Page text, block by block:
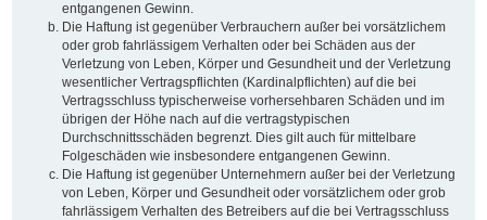
entgangenen Gewinn.
Die Haftung ist gegenüber Verbrauchern außer bei vorsätzlichem
oder grob fahrlässigem Verhalten oder bei Schäden aus der
Verletzung von Leben, Körper und Gesundheit und der Verletzung
wesentlicher Vertragspflichten (Kardinalpflichten) auf die bei
Vertragsschluss typischerweise vorhersehbaren Schäden und im
übrigen der Höhe nach auf die vertragstypischen
Durchschnittsschäden begrenzt. Dies gilt auch für mittelbare
Folgeschäden wie insbesondere entgangenen Gewinn.
Die Haftung ist gegenüber Unternehmern außer bei der Verletzung
von Leben, Körper und Gesundheit oder vorsätzlichem oder grob
fahrlässigem Verhalten des Betreibers auf die bei Vertragsschluss